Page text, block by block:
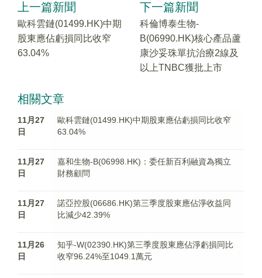
上一篇新聞
歐科雲鏈(01499.HK)中期
股東應佔虧損同比收窄
63.04%
下一篇新聞
科倫博泰生物-
B(06990.HK)核心產品蘆
康沙妥珠單抗治療2線及
以上TNBC獲批上市
相關文章
11月27
日
歐科雲鏈(01499.HK)中期股東應佔虧損同比收窄
63.04%
11月27
日
嘉和生物-B(06998.HK)：委任新百利融資為獨立
財務顧問
11月27
日
諾亞控股(06686.HK)第三季度股東應佔淨收益同
比減少42.39%
11月26
日
知乎-W(02390.HK)第三季度股東應佔淨虧損同比
收窄96.24%至1049.1萬元